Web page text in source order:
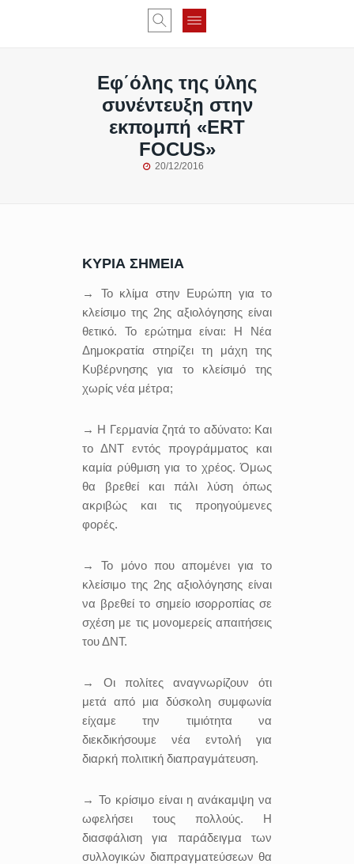
Εφ΄όλης της ύλης
συνέντευξη στην
εκπομπή «ERT
FOCUS»
20/12/2016
ΚΥΡΙΑ ΣΗΜΕΙΑ
→ Το κλίμα στην Ευρώπη για το
κλείσιμο της 2ης αξιολόγησης είναι
θετικό. Το ερώτημα είναι: Η Νέα
Δημοκρατία στηρίζει τη μάχη της
Κυβέρνησης για το κλείσιμό της
χωρίς νέα μέτρα;
→ Η Γερμανία ζητά το αδύνατο: Και
το ΔΝΤ εντός προγράμματος και
καμία ρύθμιση για το χρέος. Όμως
θα βρεθεί και πάλι λύση όπως
ακριβώς και τις προηγούμενες
φορές.
→ Το μόνο που απομένει για το
κλείσιμο της 2ης αξιολόγησης είναι
να βρεθεί το σημείο ισορροπίας σε
σχέση με τις μονομερείς απαιτήσεις
του ΔΝΤ.
→ Οι πολίτες αναγνωρίζουν ότι
μετά από μια δύσκολη συμφωνία
είχαμε την τιμιότητα να
διεκδικήσουμε νέα εντολή για
διαρκή πολιτική διαπραγμάτευση.
→ Το κρίσιμο είναι η ανάκαμψη να
ωφελήσει τους πολλούς. Η
διασφάλιση για παράδειγμα των
συλλογικών διαπραγματεύσεων θα